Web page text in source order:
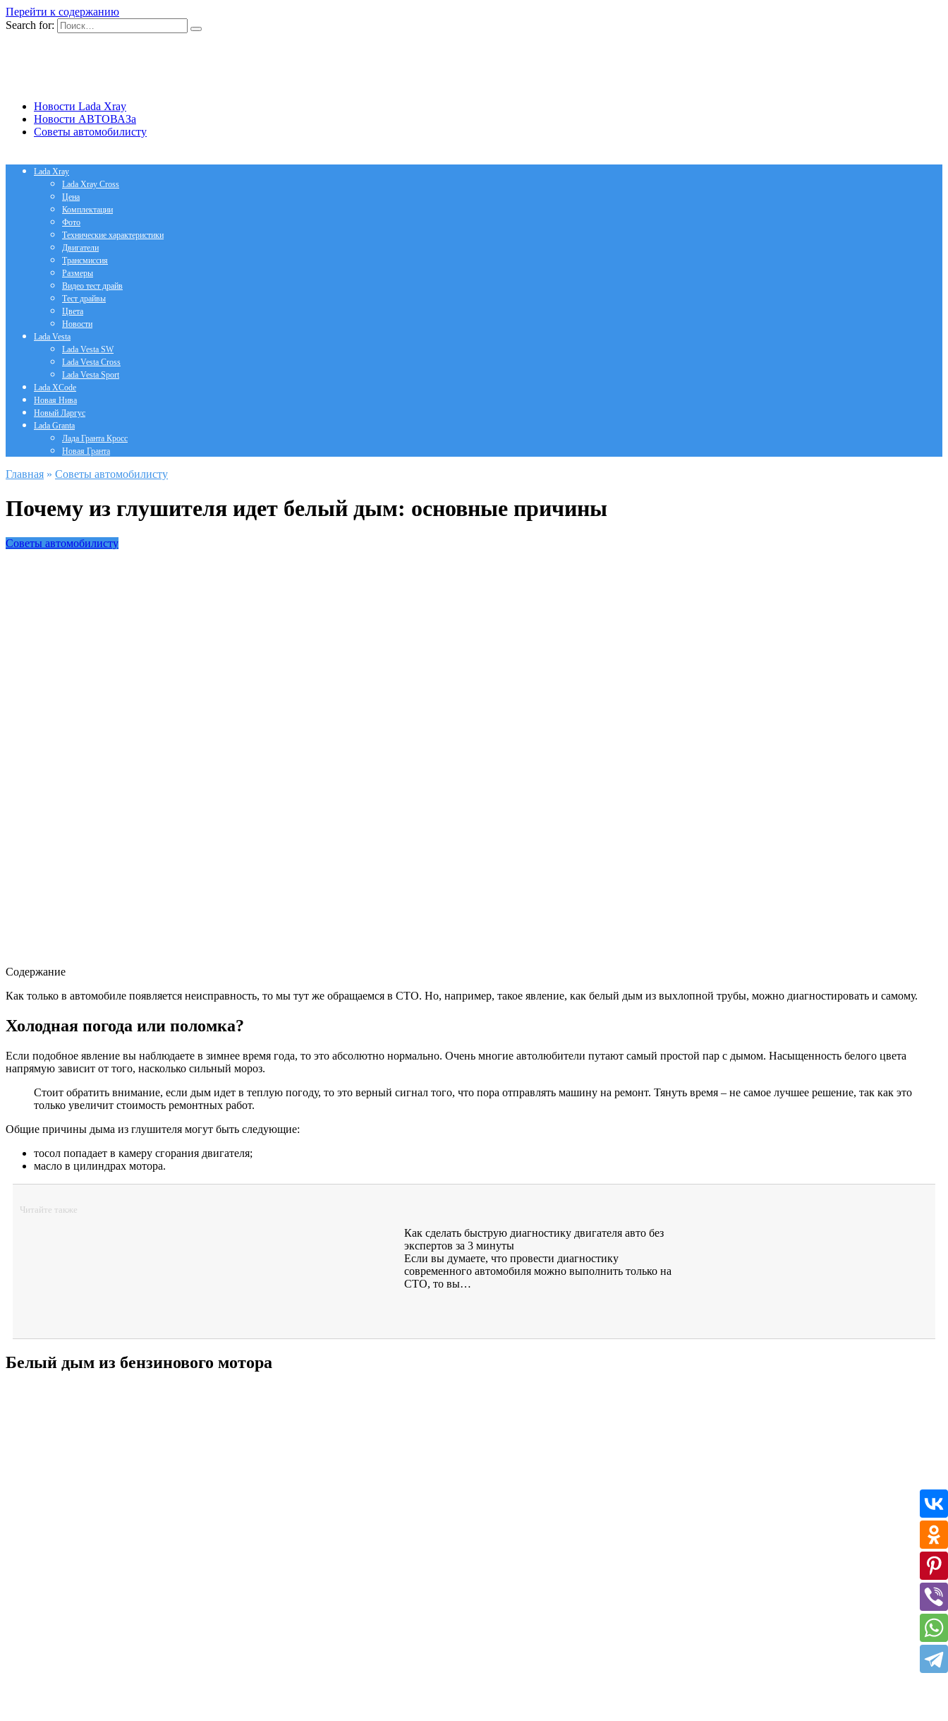
Перейти к содержанию
Search for:
Новости Lada Xray
Новости АВТОВАЗа
Советы автомобилисту
Lada Xray
Lada Xray Cross
Цена
Комплектации
Фото
Технические характеристики
Двигатели
Трансмиссия
Размеры
Видео тест драйв
Тест драйвы
Цвета
Новости
Lada Vesta
Lada Vesta SW
Lada Vesta Cross
Lada Vesta Sport
Lada XCode
Новая Нива
Новый Ларгус
Lada Granta
Лада Гранта Кросс
Новая Гранта
Главная » Советы автомобилисту
Почему из глушителя идет белый дым: основные причины
Советы автомобилисту
Содержание
Как только в автомобиле появляется неисправность, то мы тут же обращаемся в СТО. Но, например, такое явление, как белый дым из выхлопной трубы, можно диагностировать и самому.
Холодная погода или поломка?
Если подобное явление вы наблюдаете в зимнее время года, то это абсолютно нормально. Очень многие автолюбители путают самый простой пар с дымом. Насыщенность белого цвета
напрямую зависит от того, насколько сильный мороз.
Стоит обратить внимание, если дым идет в теплую погоду, то это верный сигнал того, что пора отправлять машину на ремонт. Тянуть время – не самое лучшее решение, так как это
только увеличит стоимость ремонтных работ.
Общие причины дыма из глушителя могут быть следующие:
тосол попадает в камеру сгорания двигателя;
масло в цилиндрах мотора.
Читайте также
Как сделать быструю диагностику двигателя авто без
экспертов за 3 минуты
Если вы думаете, что провести диагностику
современного автомобиля можно выполнить только на
СТО, то вы…
Белый дым из бензинового мотора